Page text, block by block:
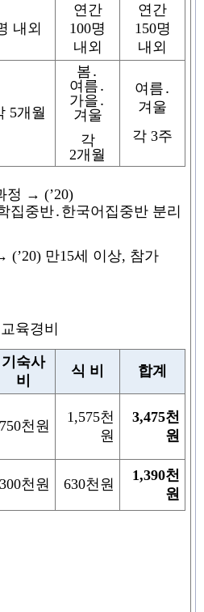
내외
연간
100명
내외
연간
150명
내외
5개월
봄 ․
여름 ․
가을 ․
겨울
각
2개월
여름 ․
겨울
각 3주
정 → (’20)
집중반․ 한국어집중반 분리
(’20) 만15세 이상, 참가
육경비
기숙사
비
식 비 합계
750천원
1,575천
원
3,475천
원
300천원 630천원
1,390천
원